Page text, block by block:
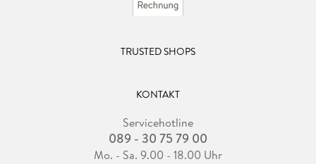
TRUSTED SHOPS
KONTAKT
Servicehotline
089 - 30 75 79 00
Mo. - Sa. 9.00 - 18.00 Uhr